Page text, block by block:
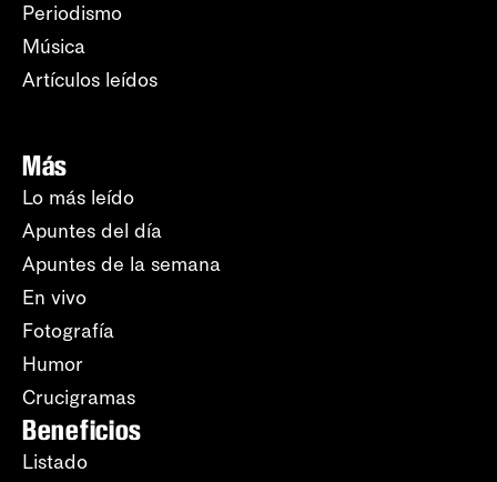
Periodismo
Música
Artículos leídos
Más
Lo más leído
Apuntes del día
Apuntes de la semana
En vivo
Fotografía
Humor
Crucigramas
Beneficios
Listado